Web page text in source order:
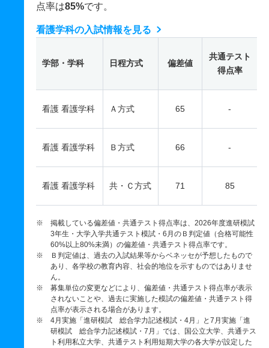
点率は85%です。
看護学科の入試情報を見る
学部・学科 日程方式 偏差値
共通テスト
得点率
看護 看護学科 Ａ方式 65 -
看護 看護学科 Ｂ方式 66 -
看護 看護学科 共・Ｃ方式 71 85
※ 掲載している偏差値・共通テスト得点率は、2026年度進研模試
3年生・大学入学共通テスト模試・6月のＢ判定値（合格可能性
60%以上80%未満）の偏差値・共通テスト得点率です。
※ Ｂ判定値は、過去の入試結果等からベネッセが予想したもので
あり、各学校の教育内容、社会的地位を示すものではありませ
ん。
※ 募集単位の変更などにより、偏差値・共通テスト得点率が表示
されないことや、過去に実施した模試の偏差値・共通テスト得
点率が表示される場合があります。
※ 4月実施「進研模試 総合学力記述模試・4月」と7月実施「進
研模試 総合学力記述模試・7月」では、国公立大学、共通テス
ト利用私立大学、共通テスト利用短期大学の各大学が設定した